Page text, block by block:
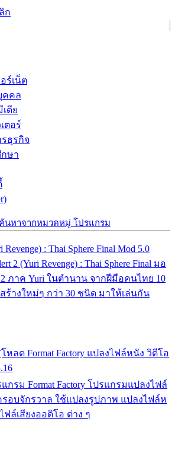
ก
ร์เน็ต
คคล
ดีย
ตอร์
ธุรกิจ
ษา
ค้นหาจากหมวดหมู่ โปรแกรม
Revenge) : Thai Sphere Final Mod 5.0
2 (Yuri Revenge) : Thai Sphere Final มอ
2 ภาค Yuri ในตำนาน จากฝีมือคนไทย 10
ร้างใหม่ๆ กว่า 30 ชนิด มาให้เล่นกัน
(โหลด Format Factory แปลงไฟล์หนัง วิดีโอ
กรม Format Factory โปรแกรมแปลงไฟล์
รอบจักรวาล ใช้แปลงรูปภาพ แปลงไฟล์ห
ฟล์เสียงออดิโอ ต่าง ๆ